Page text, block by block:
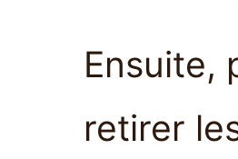
Ensuite,
retirer